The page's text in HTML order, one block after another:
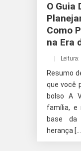
O Guia
Como
na Era
Resumo
que você
bolso A
família, e
base da
herança […]